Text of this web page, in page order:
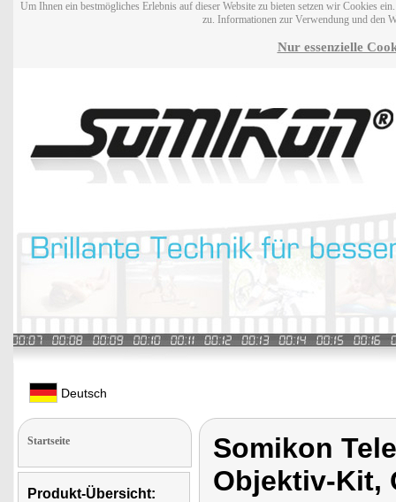
Um Ihnen ein bestmögliches Erlebnis auf dieser Website zu bieten setzen wir Cookies
zu. Informationen zur Verwendung und den
Nur essenzielle
Deutsch
Startseite
Produkt-Übersicht:
Somikon
Objektiv-Kit,